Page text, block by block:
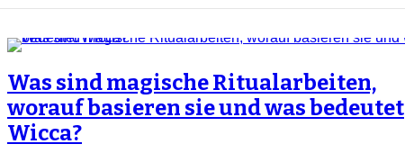
Was sind magische Ritualarbeiten,
worauf basieren sie und was bedeutet
Wicca?